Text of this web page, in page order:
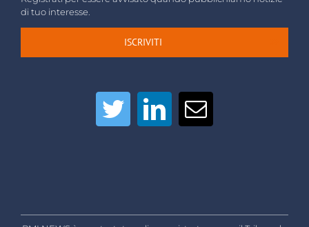
di tuo interesse.
ISCRIVITI